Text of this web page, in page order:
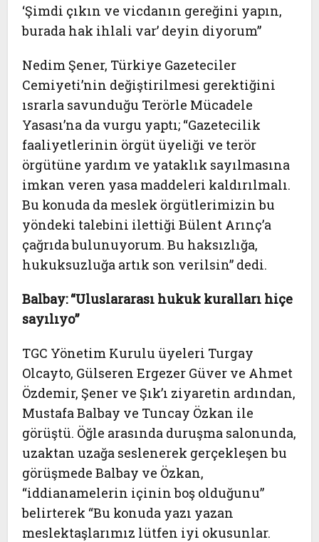
‘Şimdi çıkın ve vicdanın gereğini yapın,
burada hak ihlali var’ deyin diyorum”
Nedim Şener, Türkiye Gazeteciler
Cemiyeti’nin değiştirilmesi gerektiğini
ısrarla savunduğu Terörle Mücadele
Yasası’na da vurgu yaptı; “Gazetecilik
faaliyetlerinin örgüt üyeliği ve terör
örgütüne yardım ve yataklık sayılmasına
imkan veren yasa maddeleri kaldırılmalı.
Bu konuda da meslek örgütlerimizin bu
yöndeki talebini ilettiği Bülent Arınç’a
çağrıda bulunuyorum. Bu haksızlığa,
hukuksuzluğa artık son verilsin” dedi.
Balbay: “Uluslararası hukuk kuralları hiçe
sayılıyo”
TGC Yönetim Kurulu üyeleri Turgay
Olcayto, Gülseren Ergezer Güver ve Ahmet
Özdemir, Şener ve Şık’ı ziyaretin ardından,
Mustafa Balbay ve Tuncay Özkan ile
görüştü. Öğle arasında duruşma salonunda,
uzaktan uzağa seslenerek gerçekleşen bu
görüşmede Balbay ve Özkan,
“iddianamelerin içinin boş olduğunu”
belirterek “Bu konuda yazı yazan
meslektaşlarımız lütfen iyi okusunlar.